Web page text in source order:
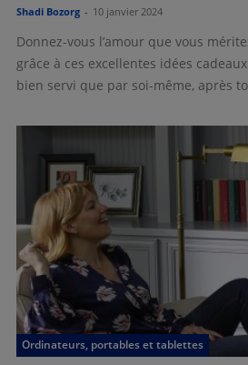
Shadi Bozorg - 10 janvier 2024
Donnez-vous l’amour que vous
grâce à ces excellentes idées
bien servi que par soi-même, après
Ordinateurs, portables et tablettes